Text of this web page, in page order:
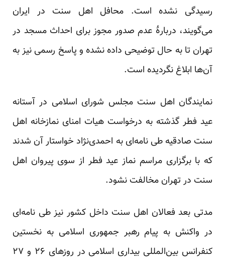
رسیدگی نشده است. محافل اهل سنت در ایران
می‌گویند، دربارهٔ عدم صدور مجوز برای احداث مسجد در
تهران تا به حال توضیحی داده نشده و پاسخ رسمی نیز به
آن‌ها ابلاغ نگردیده است.
نمایندگان اهل سنت مجلس شورای اسلامی در آستانه
عید فطر گذشته به درخواست هیات امنای نمازخانه اهل
سنت صادقیه طی نامه‌ای به احمدی‌نژاد خواستار آن شدند
که با برگزاری مراسم نماز عید فطر از سوی پیروان اهل
سنت در تهران مخالفت نشود.
مدتی بعد فعالان اهل سنت داخل کشور نیز طی نامه‌ای
در واکنش به پیام رهبر جمهوری اسلامی به نخستین
کنفرانس بین‌المللی بیداری اسلامی در روزهای ۲۶ و ۲۷